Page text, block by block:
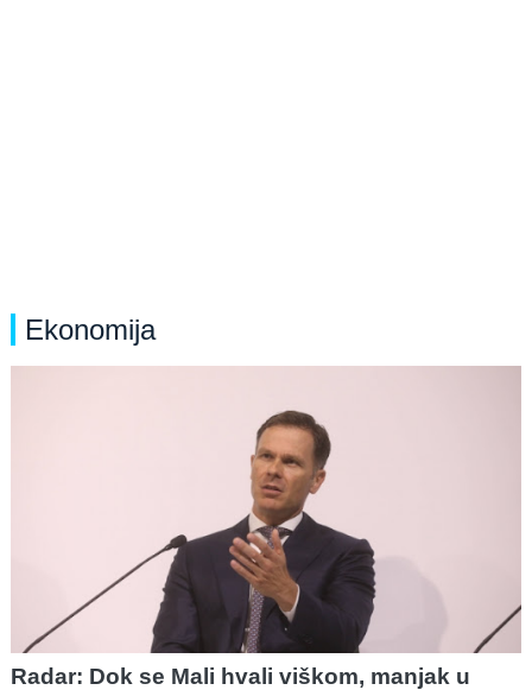
Ekonomija
Radar: Dok se Mali hvali viškom, manjak u